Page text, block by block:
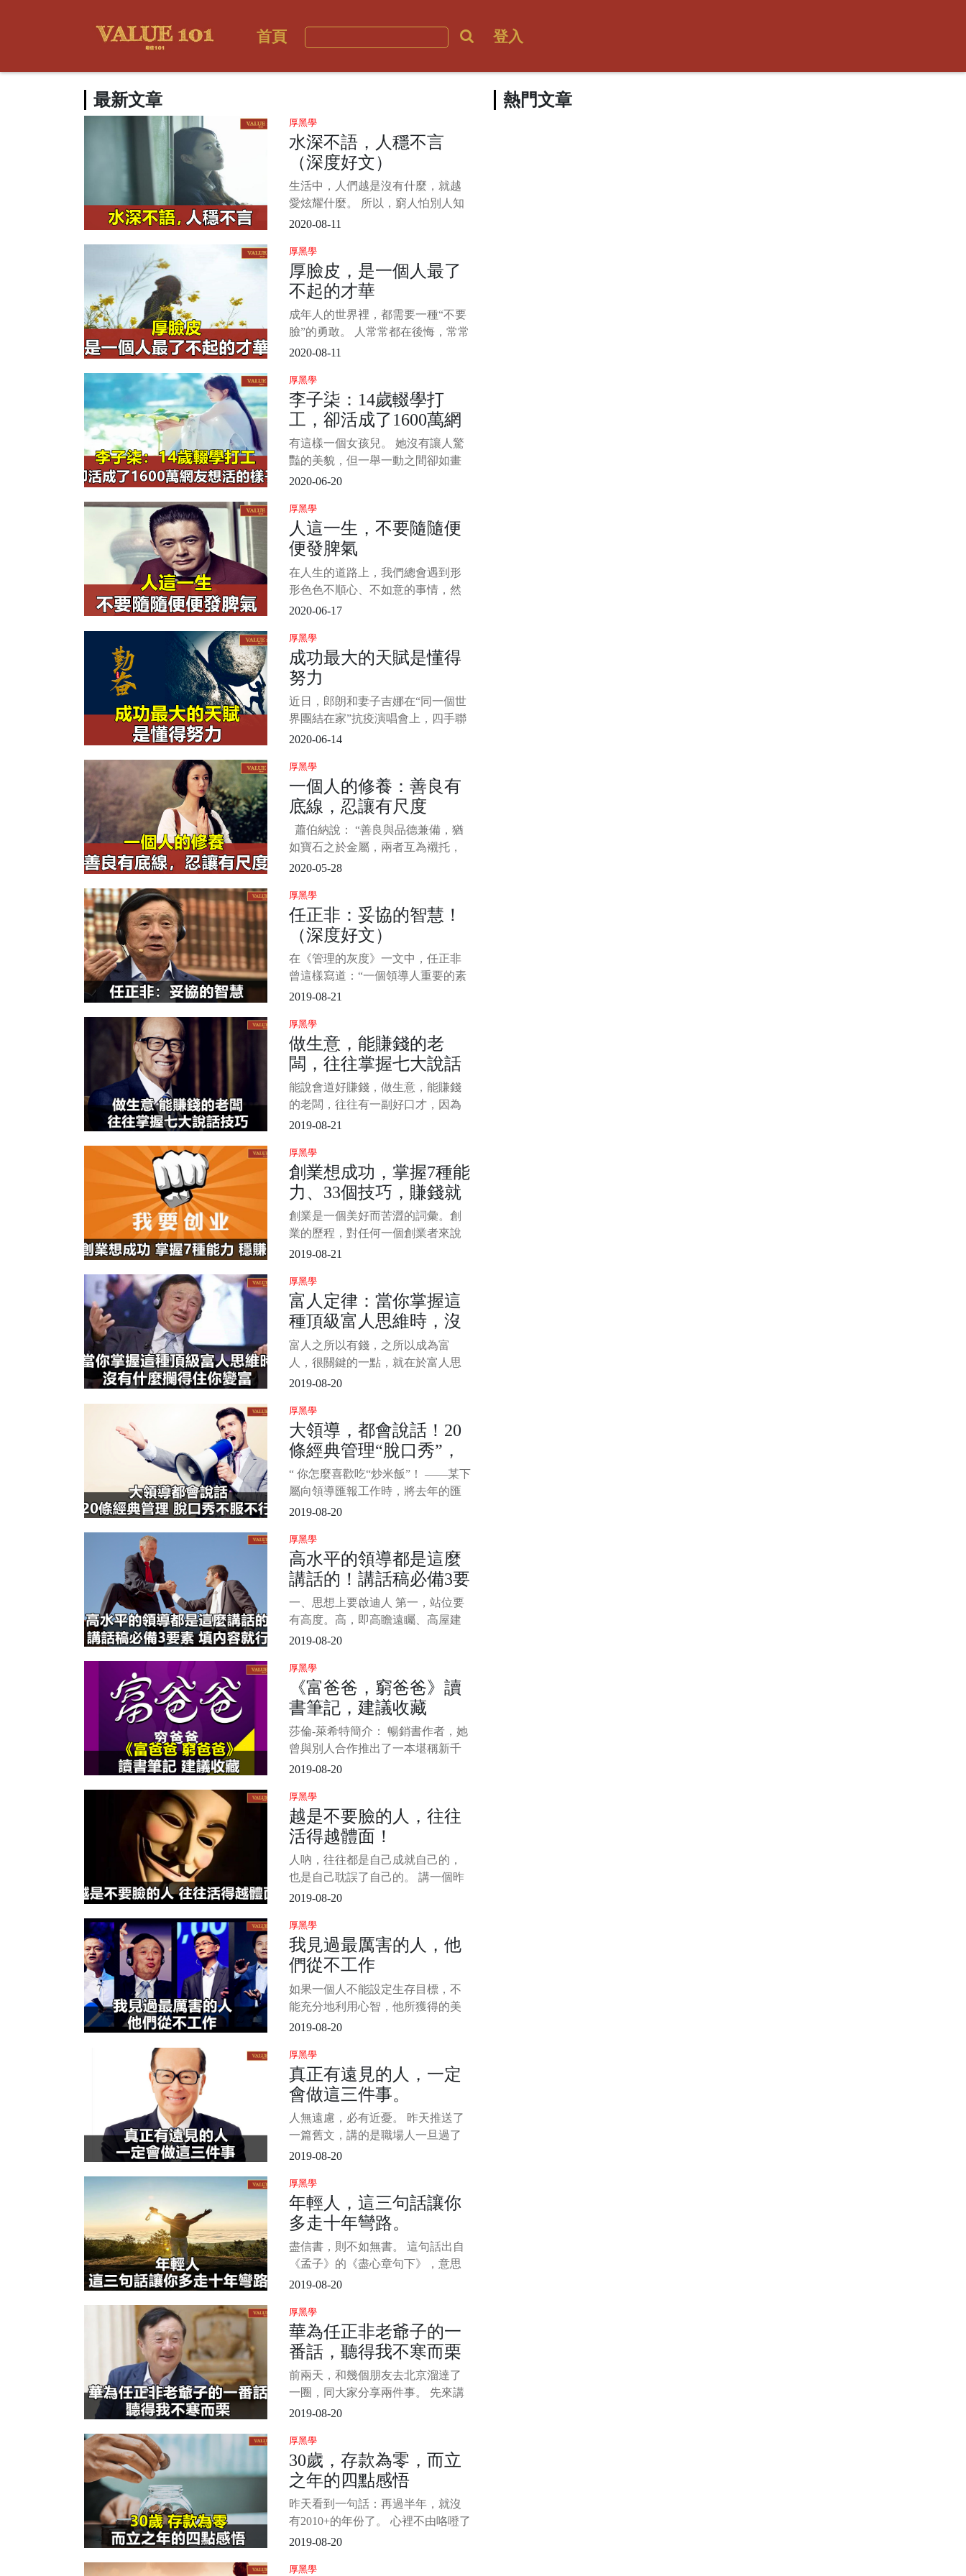
首頁 登入
最新文章
厚黑學
水深不語，人穩不言
（深度好文）
生活中，人們越是沒有什麼，就越
愛炫耀什麼。 所以，窮人怕別人知
道自己窮，拼命“炫富”；沒本事的人
其實，生命中的強者，往往是深藏
不露的，就像飽滿的麥穗一般，低
調謙遜。 正所謂“天不言自高、地
2020-08-11
厚黑學
厚臉皮，是一個人最了
不起的才華
成年人的世界裡，都需要一種“不要
臉”的勇敢。 人常常都在後悔，常常
將“早知道......”作為失去機會後的反
過就是被最無用卻也放不下的面子
所累，可還是打心眼裡覺得“面子大
於天”，委屈可
2020-08-11
厚黑學
李子柒：14歲輟學打
工，卻活成了1600萬網
友想活的樣子
有這樣一個女孩兒。 她沒有讓人驚
豔的美貌，但一舉一動之間卻如畫
中女子般古典淡雅。 她的身形十分
山爬樹，砍柴捕魚。 她經歷過世間
最苦痛的日子，卻能憑藉黑暗記憶
裡的些許微光，為世人造出了一個
卻又自帶仙氣，出塵而不染，遺
2020-06-20
厚黑學
人這一生，不要隨隨便
便發脾氣
在人生的道路上，我們總會遇到形
形色色不順心、不如意的事情，然
後積攢成一股股憤怒、怨恨、委
自己的方式發洩出來。 對我們來
說，有些負面情緒是需要及時發洩
出來的，強行窩在心裡反而會對我
們的身心造成傷害；然而，有些負
面情緒是需要我們獨自承擔的，畢
竟每個人都應該有所忍耐和擔
2020-06-17
厚黑學
成功最大的天賦是懂得
努力
近日，郎朗和妻子吉娜在“同一個世
界團結在家”抗疫演唱會上，四手聯
彈了驚艷四座的《Nocturne op. 9 no 1
動比心，狠狠地撒了一把“狗糧”。
網友紛紛留言點贊： “好羨慕這
2020-06-14
厚黑學
一個人的修養：善良有
底線，忍讓有尺度
蕭伯納說： “善良與品德兼備，猶
如寶石之於金屬，兩者互為襯托，
益增光彩。” 當一個人心存善念時，
人的品德魅力所在。 善良，是一個
人做人的準則，是用積極的一面看
待世界，看待身邊的一切，發現
美、發現最好的一面。
2020-05-28
厚黑學
任正非：妥協的智慧！
（深度好文）
在《管理的灰度》一文中，任正非
曾這樣寫道：“一個領導人重要的素
質是方向、節奏。他的水平就是合
自灰度、妥協與寬容。”灰度、妥協
與寬容正是任正非管理思維的精華
所在，其中妥協處於關鍵環節，無
論是灰度還是寬容，都要以妥協為
基礎，所以，也可以說任正非的管
理
2019-08-21
厚黑學
做生意，能賺錢的老
闆，往往掌握七大說話
技巧，難怪人家能發財
能說會道好賺錢，做生意，能賺錢
的老闆，往往有一副好口才，因為
無論是談生意還是推銷產品或者其
事。掌握一定的說話技巧，對於老
闆來說是必備的口才本領。一般來
說，做生意，能賺錢的老闆，往往
掌握以下七大說話技巧，難怪人家
能發財，看看你掌握了幾種？ 一、
想搞定生意，離不
2019-08-21
厚黑學
創業想成功，掌握7種能
力、33個技巧，賺錢就
比較穩！
創業是一個美好而苦澀的詞彙。創
業的歷程，對任何一個創業者來說
都是一種嚴峻的考驗和挑戰，需要
者來說，需要掌握怎樣的綜合能力
和技巧呢？以下分享創業成功者不
說，但你應該掌握的7種能力、33個
技巧，創業想成功，一旦掌握這些
能力和技巧，賺錢就比較穩，來學
習下吧。 第
2019-08-21
厚黑學
富人定律：當你掌握這
種頂級富人思維時，沒
有什麼攔得住你變富
富人之所以有錢，之所以成為富
人，很關鍵的一點，就在於富人思
維，而在富人思維中，有一種思維
思維時，沒有什麼攔得住你變富，
那就是藉力思維：沒人可以請，沒
錢可以藉，沒資源可以整合，不懂
可以外包，敵人可以和好，對手可
以收購……而窮人與富人的關鍵區
別也
2019-08-20
厚黑學
大領導，都會說話！20
條經典管理“脫口秀”，
不服不行
“ 你怎麼喜歡吃“炒米飯”！ ——某下
屬向領導匯報工作時，將去年的匯
報稿拿來稍作修改，領導聽後說了
動，既進行了委婉地批評，又用幽
默的方式避免太過尷尬。 “
2019-08-20
厚黑學
高水平的領導都是這麼
講話的！講話稿必備3要
素，填內容就行
一、思想上要啟迪人 第一，站位要
有高度。高，即高瞻遠矚、高屋建
瓴。“不謀全局者，不足以謀一域；
高，就是要緊緊圍繞講話的核心主
題，從歷史的、全面的角度去分
析、解決問題。 第二，理論要有深
度。深，即深邃、深刻，而非深不
可測、晦澀難懂。理
2019-08-20
厚黑學
《富爸爸，窮爸爸》讀
書筆記，建議收藏
莎倫-萊希特簡介： 暢銷書作者，她
曾與別人合作推出了一本堪稱新千
年最具轟動效應的暢銷書，也是迄
本——《富爸爸，窮爸爸》。該系
列還包括《富爸爸投資指南》、
《富爸爸財務自由之路—神奇的現
金流象限》、《富爸爸富孩子，聰
明孩子》。
2019-08-20
厚黑學
越是不要臉的人，往往
活得越體面！
人吶，往往都是自己成就自己的，
也是自己耽誤了自己的。 講一個昨
天晚上和朋友吃飯時聽來的故事，
闆。 十年前，老李的這個老闆還是
一個創業中的窮小子，為了公司能
繼續做下去，不得不出去找錢。 見
了幾波投資人，但都沒有人願意資
助。 無奈之下，他就在一個投資人
2019-08-20
厚黑學
我見過最厲害的人，他
們從不工作
如果一個人不能設定生存目標，不
能充分地利用心智，他所獲得的美
好感受，不過是人類潛能的一小部
永遠保持精力充沛的秘密 不知你是
否有這樣的感受，每天都感覺自己
身心俱疲，不想思考，也不想動，
累點低。 下班後只想
2019-08-20
厚黑學
真正有遠見的人，一定
會做這三件事。
人無遠慮，必有近憂。 昨天推送了
一篇舊文，講的是職場人一旦過了
35歲以後，往往會遇到很多問題，
讀者的不適。 我知道這會讓人聽著
不爽，但即使你再不爽，再不認
同，現實的問題還是站在那裡，中
年危機還在那裡等著你。 其實，昨
天那篇文章更多的是在傳遞職場
2019-08-20
厚黑學
年輕人，這三句話讓你
多走十年彎路。
盡信書，則不如無書。 這句話出自
《孟子》的《盡心章句下》，意思
是說看書時要有獨立思考的能力，
以成長。 在人生的漫漫長路上，其
實也是如此。 如何過好這一生，這
是一個永不過時的話題，很多過來
人站出來給後面的人指點迷津，因
為說的確實有道理，不少人將其奉
為瑰寶
2019-08-20
厚黑學
華為任正非老爺子的一
番話，聽得我不寒而栗
前兩天，和幾個朋友去北京溜達了
一圈，同大家分享兩件事。 先來講
第一件事。 在去北京的高鐵上，完
先生的《面對面》專訪，心生無限
感慨。 任老爺子有一番話，聽得我
不寒而栗。 主持人董倩問任正非，
為什麼在華為如此生死攸關的時
刻，您還想談教育，這麼關心教育
2019-08-20
厚黑學
30歲，存款為零，而立
之年的四點感悟
昨天看到一句話：再過半年，就沒
有2010+的年份了。 心裡不由咯噔了
一下，時間走得太快了，太快了。
幾個舍友圍在筆記本電腦前看了部
2019-08-20
厚黑學
熱門文章